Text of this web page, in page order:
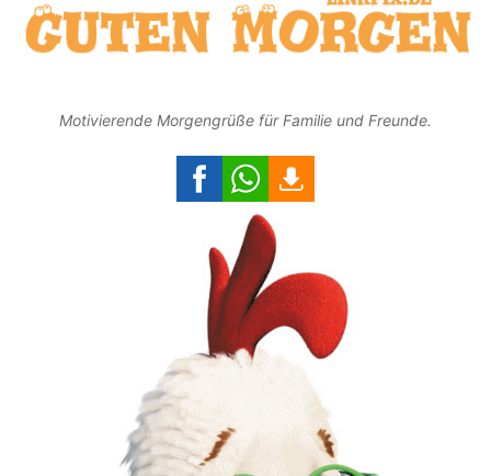
Motivierende Morgengrüße für Familie und Freunde.